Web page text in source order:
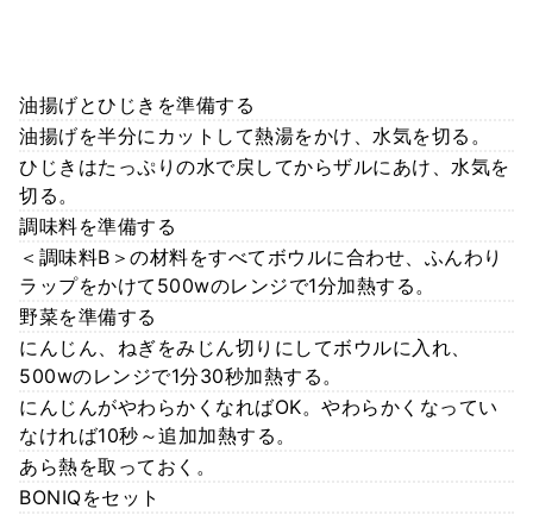
油揚げとひじきを準備する
油揚げを半分にカットして熱湯をかけ、水気を切る。
ひじきはたっぷりの水で戻してからザルにあけ、水気を
切る。
調味料を準備する
＜調味料B＞の材料をすべてボウルに合わせ、ふんわり
ラップをかけて500wのレンジで1分加熱する。
野菜を準備する
にんじん、ねぎをみじん切りにしてボウルに入れ、
500wのレンジで1分30秒加熱する。
にんじんがやわらかくなればOK。やわらかくなってい
なければ10秒～追加加熱する。
あら熱を取っておく。
BONIQをセット